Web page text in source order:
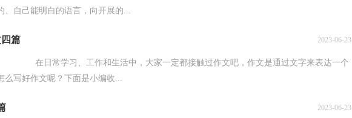
、自己能明白的语言，向开展的...
四篇 2023-06-23
在日常学习、工作和生活中，大家一定都接触过作文吧，作文是通过文字来表达一个
么写好作文呢？下面是小编收...
2023-06-23